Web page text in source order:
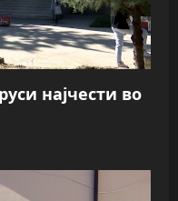
најчести во